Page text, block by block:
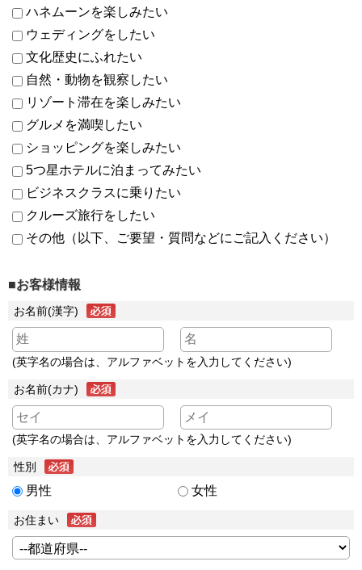
ハネムーンを楽しみたい
ウェディングをしたい
文化歴史にふれたい
自然・動物を観察したい
リゾート滞在を楽しみたい
グルメを満喫したい
ショッピングを楽しみたい
5つ星ホテルに泊まってみたい
ビジネスクラスに乗りたい
クルーズ旅行をしたい
その他（以下、ご要望・質問などにご記入ください）
■お客様情報
お名前(漢字)
(英字名の場合は、アルファベットを入力してください)
お名前(カナ)
(英字名の場合は、アルファベットを入力してください)
性別
男性 女性
お住まい